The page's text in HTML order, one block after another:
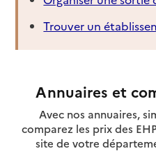
Trouver un
Annuaires et
Avec nos annuaires,
comparez les prix des
site de votre